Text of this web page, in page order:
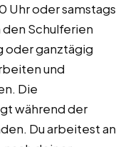
Uhr oder samstags
den Schulferien
oder ganztägig
und
Die
während der
Du arbeitest an